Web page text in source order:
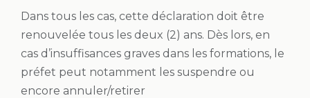
Dans tous les cas, cette déclaration doit être
renouvelée tous les deux (2) ans. Dès lors, en
cas d’insuffisances graves dans les formations, le
préfet peut notamment les suspendre ou
encore annuler/retirer